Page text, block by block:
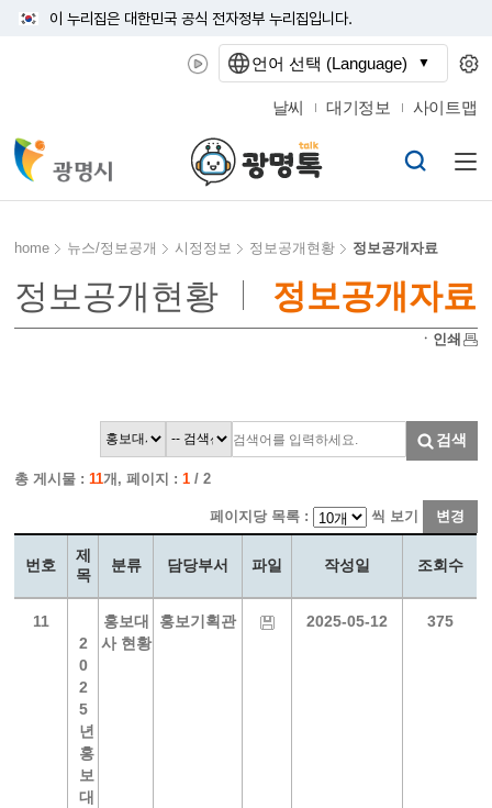
이 누리집은 대한민국 공식 전자정부 누리집입니다.
날씨 대기정보 사이트맵
home 뉴스/정보공개 시정정보 정보공개현황 정보공개자료
정보공개현황 정보공개자료
ㆍ인쇄
검색
총 게시물 :11개, 페이지 :1 / 2
페이지당 목록 : 씩 보기 변경
번호
제
목
분류 담당부서 파일 작성일 조회수
11
2
0
2
5
년
홍
보
대
홍보대
사 현황
홍보기획관 2025-05-12 375
언어 선택 (Language)